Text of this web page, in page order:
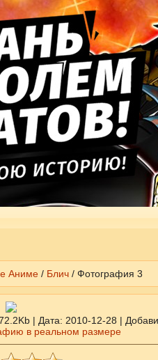
Аниме/ Блич/ Фотография 3
| Дата: 2010-12-28 |
в реальном размере